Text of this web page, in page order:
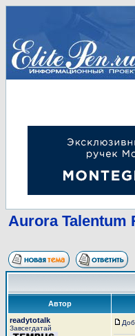
Aurora Talentum
Автор
readytotalk
Завсегдатай